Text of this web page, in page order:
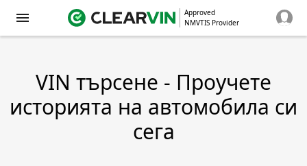
Approved
NMVTIS Provider
VIN търсене - Проучете
историята на автомобила си
сега